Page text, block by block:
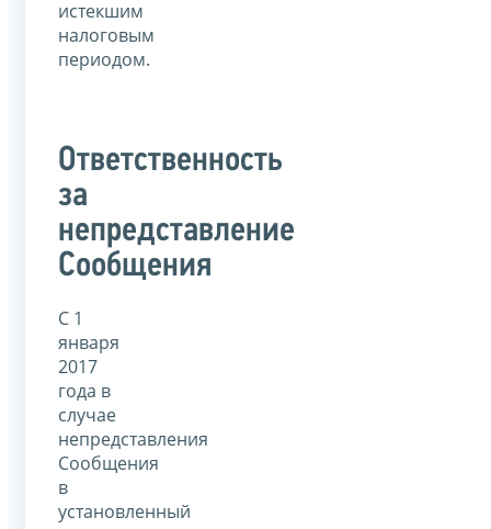
истекшим
налоговым
периодом.
Ответственность
за
непредставление
Сообщения
С 1
января
2017
года в
случае
непредставления
Сообщения
в
установленный